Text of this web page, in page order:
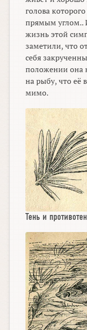
голова
прямым углом..
жизнь этой
заметили, что
себя
положении она
на рыбу, что её
мимо.
Тень и